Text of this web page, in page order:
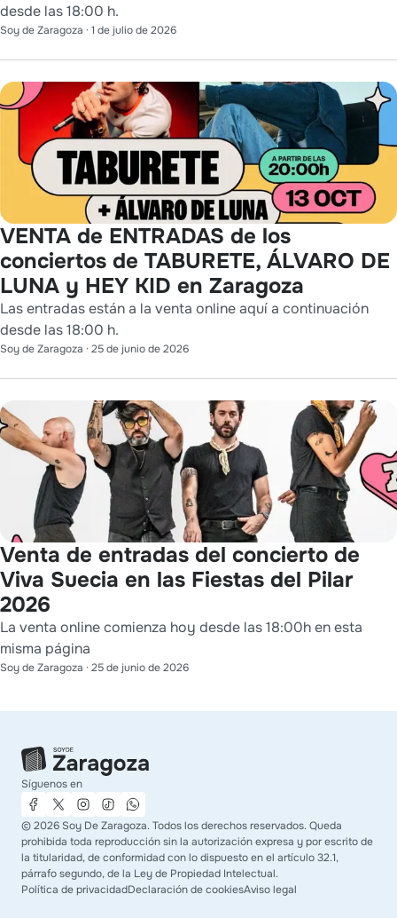
desde las 18:00 h.
Soy de Zaragoza · 1 de julio de 2026
VENTA de ENTRADAS de los
conciertos de TABURETE, ÁLVARO DE
LUNA y HEY KID en Zaragoza
Las entradas están a la venta online aquí a continuación
desde las 18:00 h.
Soy de Zaragoza · 25 de junio de 2026
Venta de entradas del concierto de
Viva Suecia en las Fiestas del Pilar
2026
La venta online comienza hoy desde las 18:00h en esta
misma página
Soy de Zaragoza · 25 de junio de 2026
Síguenos en
©2026 Soy De Zaragoza. Todos los derechos reservados. Queda
prohibida toda reproducción sin la autorización expresa y por escrito de
la titularidad, de conformidad con lo dispuesto en el artículo 32.1,
párrafo segundo, de la Ley de Propiedad Intelectual.
Política de privacidadDeclaración de cookiesAviso legal